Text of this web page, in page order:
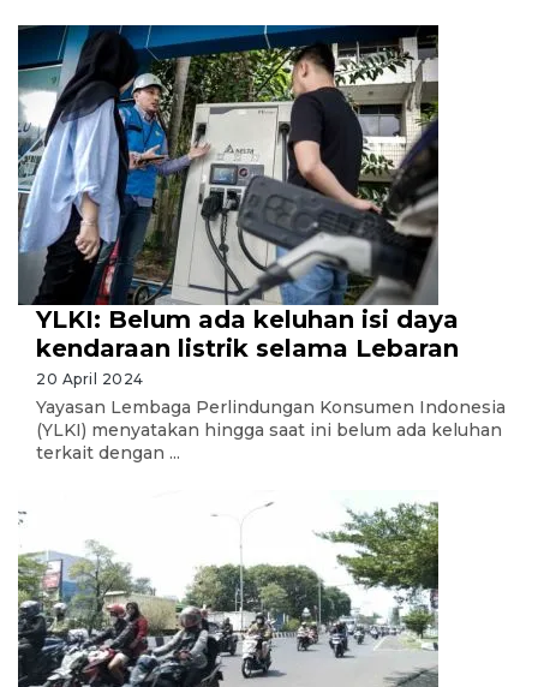
YLKI: Belum ada keluhan isi daya
kendaraan listrik selama Lebaran
20 April 2024
Yayasan Lembaga Perlindungan Konsumen Indonesia
(YLKI) menyatakan hingga saat ini belum ada keluhan
terkait dengan ...